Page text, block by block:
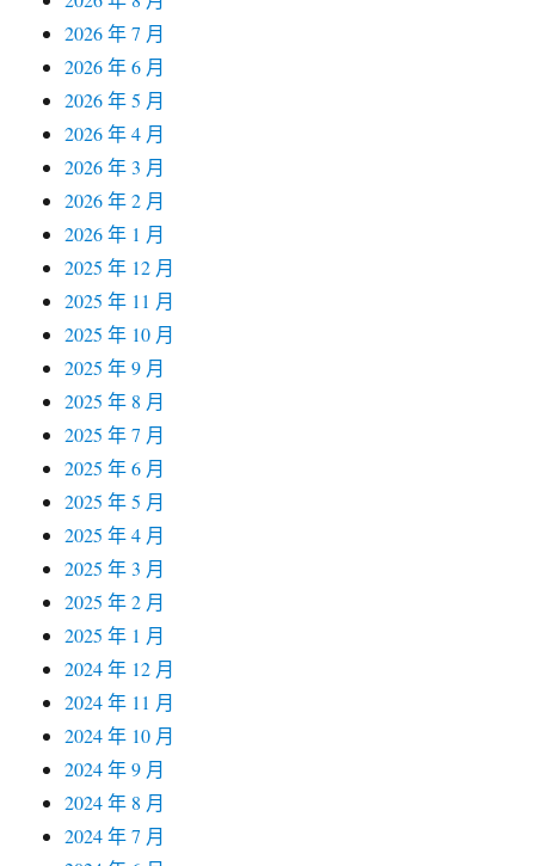
2026 年 7 月
2026 年 6 月
2026 年 5 月
2026 年 4 月
2026 年 3 月
2026 年 2 月
2026 年 1 月
2025 年 12 月
2025 年 11 月
2025 年 10 月
2025 年 9 月
2025 年 8 月
2025 年 7 月
2025 年 6 月
2025 年 5 月
2025 年 4 月
2025 年 3 月
2025 年 2 月
2025 年 1 月
2024 年 12 月
2024 年 11 月
2024 年 10 月
2024 年 9 月
2024 年 8 月
2024 年 7 月